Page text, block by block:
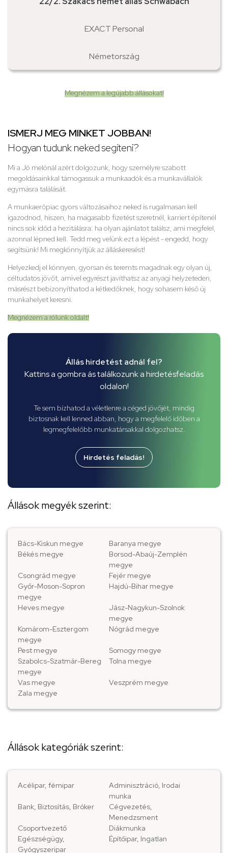
EXACT Personal
Németország
Megnézem a legújabb állásokat!
ISMERJ MEG MINKET JOBBAN!
Hogyan tudunk neked segíteni?
Mi a Jó melónál azért dolgozunk, hogy személyre szabott
megoldásainkkal támogassuk a munkaadók és a munkavállalók
egymásra találását.
A munkaerőpiac gyors változásaihoz neked is rugalmasan kell
igazodnod, hiszen, ha magasabb fizetést szeretnél, karriert építenél
nincs sok időd a hezitálásra: ha olyan ajánlatot találsz, ami megfelel,
azonnal lépned kell. Tedd meg velünk ezt a lépést - engedd, hogy
segítsünk! Mi megkönnyítjük az álláskeresést!
Helyezkedj el könnyen, gyorsan és teremts magadnak egy olyan új,
céltudatos jövőt, amivel egyrészt javíthatsz az anyagi helyzeteden,
másrészt bebizonyíthatod a kétkedőknek, hogy sohasem késő új
munkahelyet keresni.
Megnézem a rólunk oldalt!
Állás hirdetést adnál fel?
Kattins a gombra ás találkozunk a hirdetésfeladás
oldalon!
Te sem bízhatod a véletlenre a céged jövőjét, mindig
biztosnak kell lenned abban, hogy a megfelelő időben a
legmegfelelőbb munkatársakkal dolgozhatsz.
Hirdetés feladás!
Állások megyék szerint:
Bács-Kiskun megye
Baranya megye
Békés megye
Borsod-Abaúj-Zemplén
megye
Csongrád megye
Fejér megye
Győr-Moson-Sopron
megye
Hajdú-Bihar megye
Heves megye
Jász-Nagykun-Szolnok
megye
Komárom-Esztergom
megye
Nógrád megye
Pest megye
Somogy megye
Szabolcs-Szatmár-Bereg
megye
Tolna megye
Vas megye
Veszprém megye
Zala megye
Állások kategóriák szerint:
Acélipar, fémipar
Adminisztráció, Irodai
munka
Bank, Biztosítás, Bróker
Cégvezetés,
Menedzsment
Csoportvezető
Diákmunka
Egészségügy,
Gyógyszeripar
Építőipar, Ingatlan